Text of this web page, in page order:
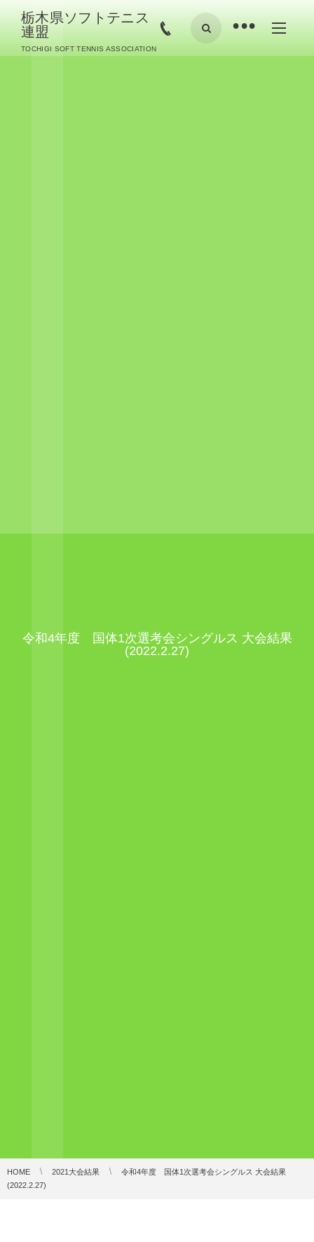
栃木県ソフトテニス
連盟
TOCHIGI SOFT TENNIS ASSOCIATION
•
令和4年度 国体1次選考会シングルス 大会結果
(2022.2.27)
HOME 2021大会結果
令和4年度 国体1次選考会シングルス 大会結果
(2022.2.27)